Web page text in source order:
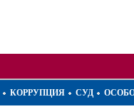
КОРРУПЦИЯ СУД